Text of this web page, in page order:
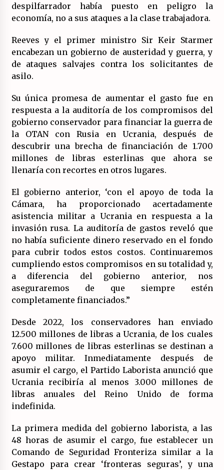
despilfarrador había puesto en peligro la
economía, no a sus ataques a la clase trabajadora.
Reeves y el primer ministro Sir Keir Starmer
encabezan un gobierno de austeridad y guerra, y
de ataques salvajes contra los solicitantes de
asilo.
Su única promesa de aumentar el gasto fue en
respuesta a la auditoría de los compromisos del
gobierno conservador para financiar la guerra de
la OTAN con Rusia en Ucrania, después de
descubrir una brecha de financiación de 1.700
millones de libras esterlinas que ahora se
llenaría con recortes en otros lugares.
El gobierno anterior, ‘con el apoyo de toda la
Cámara, ha proporcionado acertadamente
asistencia militar a Ucrania en respuesta a la
invasión rusa. La auditoría de gastos reveló que
no había suficiente dinero reservado en el fondo
para cubrir todos estos costos. Continuaremos
cumpliendo estos compromisos en su totalidad y,
a diferencia del gobierno anterior, nos
aseguraremos de que siempre estén
completamente financiados.”
Desde 2022, los conservadores han enviado
12.500 millones de libras a Ucrania, de los cuales
7.600 millones de libras esterlinas se destinan a
apoyo militar. Inmediatamente después de
asumir el cargo, el Partido Laborista anunció que
Ucrania recibiría al menos 3.000 millones de
libras anuales del Reino Unido de forma
indefinida.
La primera medida del gobierno laborista, a las
48 horas de asumir el cargo, fue establecer un
Comando de Seguridad Fronteriza similar a la
Gestapo para crear ‘fronteras seguras’, y una